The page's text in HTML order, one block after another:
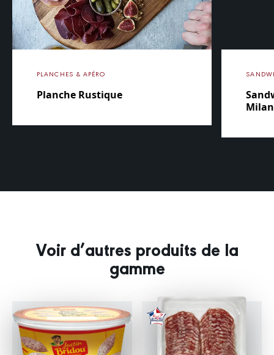
PLANCHES & APÉRO
Planche Rustique
Voir d’autres produits de la
gamme